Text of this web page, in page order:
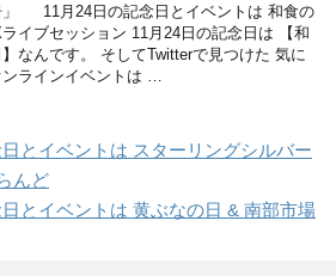
」 11月24日の記念日とイベントは 和食の
ライブセッション 11月24日の記念日は 【和
なんです。 そしてTwitterで見つけた 気に
ラインイベントは …
とイベントは スターリングシルバー
んど
とイベントは 黄ぶなの日 & 南部市場